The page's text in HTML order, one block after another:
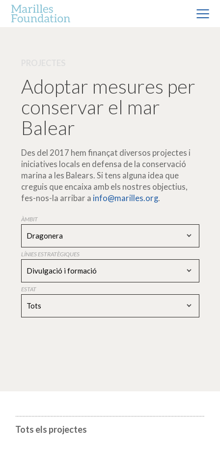
Adoptar mesures per
conservar el mar
Balear
Des del 2017 hem finançat diversos projectes i
iniciatives locals en defensa de la conservació
marina a les Balears. Si tens alguna idea que
creguis que encaixa amb els nostres objectius,
fes-nos-la arribar a info@marilles.org.
ÀMBIT
Dragonera
LÍNIES ESTRATÈGIQUES
Divulgació i formació
ESTAT
Tots
Tots els projectes